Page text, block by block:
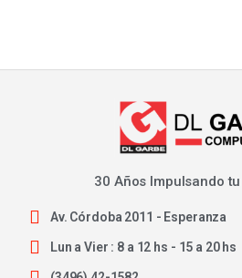
30 Años Impulsando
Av. Córdoba 2011 - Esperanza
Lun a Vier : 8 a 12 hs - 15 a 20 hs